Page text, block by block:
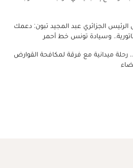
الرئيس الجزائري عبد المجيد تبون: دعمك
وسيادة تونس خط أحمر
ميدانية مع فرقة لمكافحة القوارض